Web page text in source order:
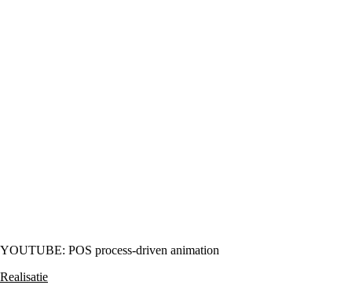
YOUTUBE: POS process-driven animation
Realisatie